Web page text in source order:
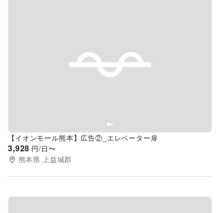
Previous slide
【イオンモール熊本】広告②_エレベーター扉
3,928 円/日〜
熊本県 上益城郡